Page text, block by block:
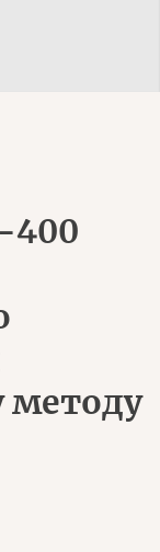
400
методу